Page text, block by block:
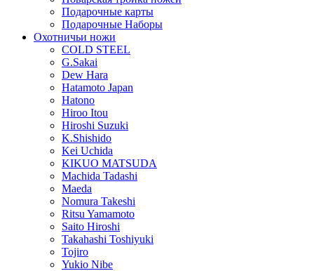
Подарочные карты
Подарочные Наборы
Охотничьи ножи
COLD STEEL
G.Sakai
Dew Hara
Hatamoto Japan
Hatono
Hiroo Itou
Hiroshi Suzuki
K.Shishido
Kei Uchida
KIKUO MATSUDA
Machida Tadashi
Maeda
Nomura Takeshi
Ritsu Yamamoto
Saito Hiroshi
Takahashi Toshiyuki
Tojiro
Yukio Nibe